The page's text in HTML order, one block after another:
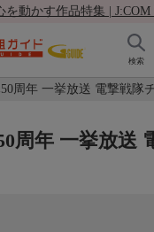
を動かす作品特集 |
検索
周年 一挙放送 電撃戦隊
周年 一挙放送